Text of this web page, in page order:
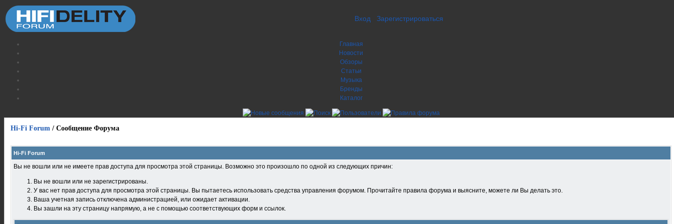
Вход Зарегистрироваться
Главная
Новости
Обзоры
Статьи
Музыка
Бренды
Каталог
Hi-Fi Forum / Сообщение Форума
Hi-Fi Forum
Вы не вошли или не имеете прав доступа для просмотра этой страницы. Возможно это произошло по одной из следующих причин:
Вы не вошли или не зарегистрированы.
У вас нет прав доступа для просмотра этой страницы. Вы пытаетесь использовать средства управления форумом. Прочитайте правила форума и выясните, можете ли Вы делать это.
Ваша учетная запись отключена администрацией, или ожидает активации.
Вы зашли на эту страницу напрямую, а не с помощью соответствующих форм и ссылок.